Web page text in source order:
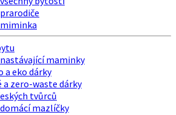
maminky
a eko dárky
zero-waste dárky
tvůrců
mazlíčky